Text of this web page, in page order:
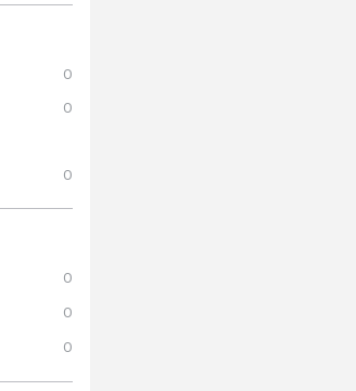
0
0
0
0
0
0